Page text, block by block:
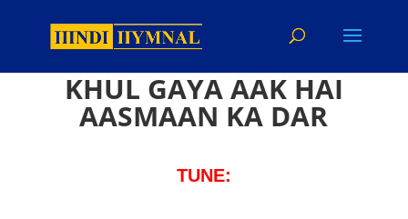
KHUL GAYA AAK HAI
AASMAAN KA DAR
TUNE: